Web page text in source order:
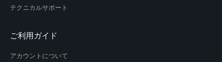
テクニカルサポート
ご利用ガイド
アカウントについて